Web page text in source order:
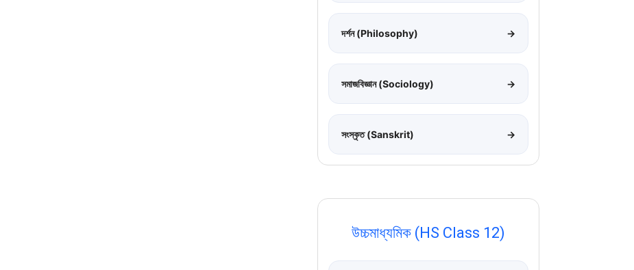
দর্শন (Philosophy) →
সমাজবিজ্ঞান (Sociology) →
সংস্কৃত (Sanskrit) →
উচ্চমাধ্যমিক (HS Class 12)